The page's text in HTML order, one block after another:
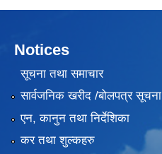
Notices
सूचना तथा समाचार
सार्वजनिक खरीद /बोलपत्र सूचना
एन, कानुन तथा निर्देशिका
कर तथा शुल्कहरु